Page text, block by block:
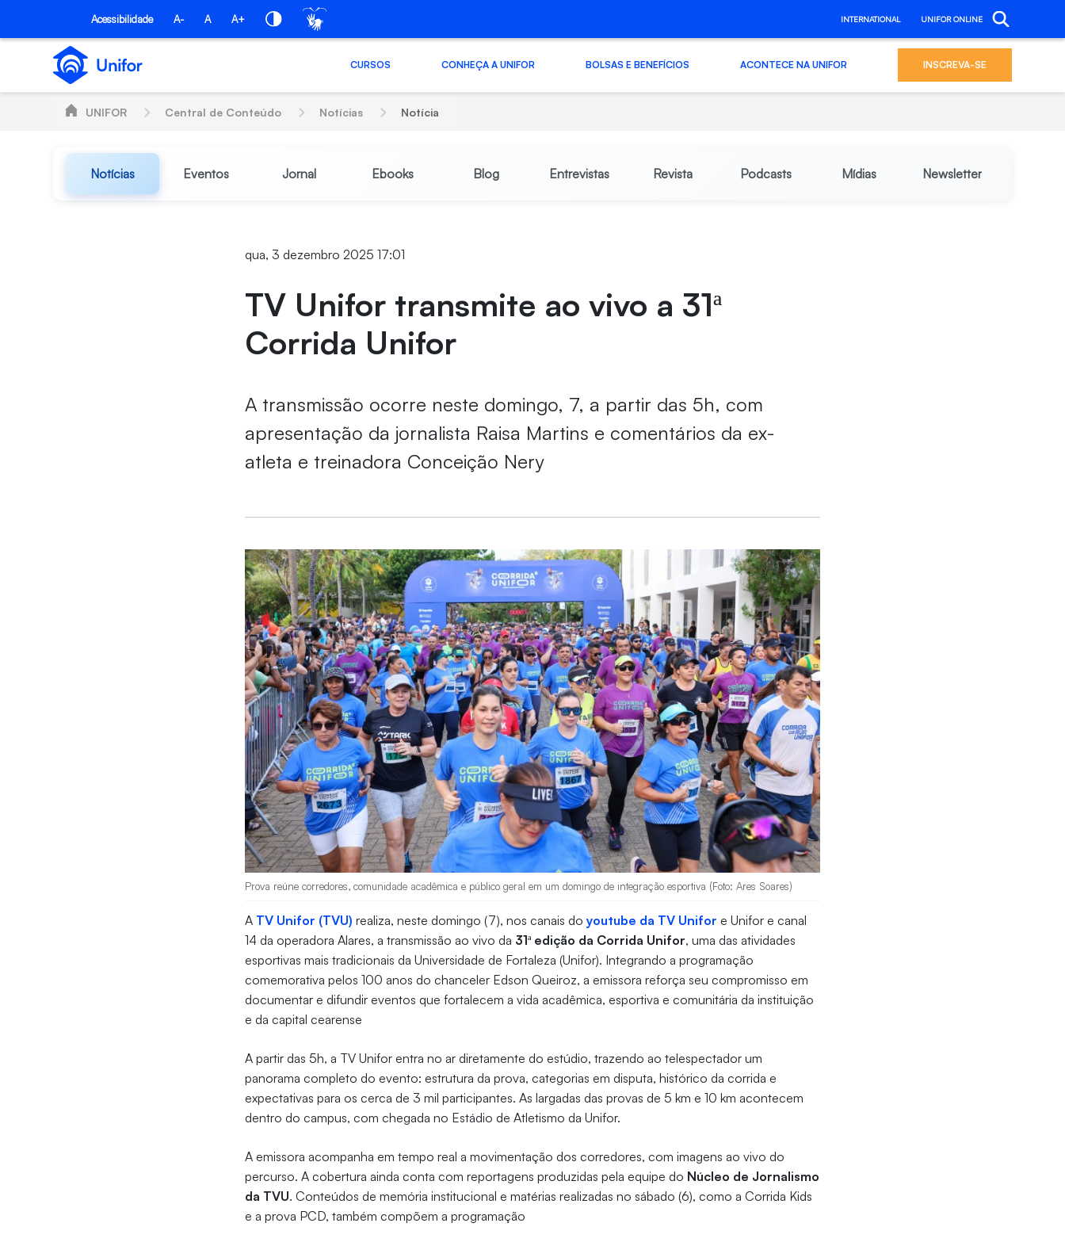
Pular para o Conteúdo principal
Acessibilidade A- A A+ INTERNATIONAL UNIFOR ONLINE
CURSOS CONHEÇA A UNIFOR BOLSAS E BENEFÍCIOS ACONTECE NA UNIFOR INSCREVA-SE
UNIFOR Central de Conteúdo Notícias Notícia
Notícias Eventos Jornal Ebooks Blog Entrevistas Revista Podcasts Mídias Newsletter
qua, 3 dezembro 2025 17:01
TV Unifor transmite ao vivo a 31ª
Corrida Unifor
A transmissão ocorre neste domingo, 7, a partir das 5h, com
apresentação da jornalista Raisa Martins e comentários da ex-
atleta e treinadora Conceição Nery
Prova reúne corredores, comunidade acadêmica e público geral em um domingo de integração esportiva (Foto: Ares Soares)
A TV Unifor (TVU) realiza, neste domingo (7), nos canais doyoutube da TV Unifor e Unifor e canal
14 da operadora Alares, a transmissão ao vivo da 31ª edição da Corrida Unifor, uma das atividades
esportivas mais tradicionais da Universidade de Fortaleza (Unifor). Integrando a programação
comemorativa pelos 100 anos do chanceler Edson Queiroz, a emissora reforça seu compromisso em
documentar e difundir eventos que fortalecem a vida acadêmica, esportiva e comunitária da instituição
e da capital cearense
A partir das 5h, a TV Unifor entra no ar diretamente do estúdio, trazendo ao telespectador um
panorama completo do evento: estrutura da prova, categorias em disputa, histórico da corrida e
expectativas para os cerca de 3 mil participantes. As largadas das provas de 5 km e 10 km acontecem
dentro do campus, com chegada no Estádio de Atletismo da Unifor.
A emissora acompanha em tempo real a movimentação dos corredores, com imagens ao vivo do
percurso. A cobertura ainda conta com reportagens produzidas pela equipe do Núcleo de Jornalismo
da TVU. Conteúdos de memória institucional e matérias realizadas no sábado (6), como a Corrida Kids
e a prova PCD, também compõem a programação